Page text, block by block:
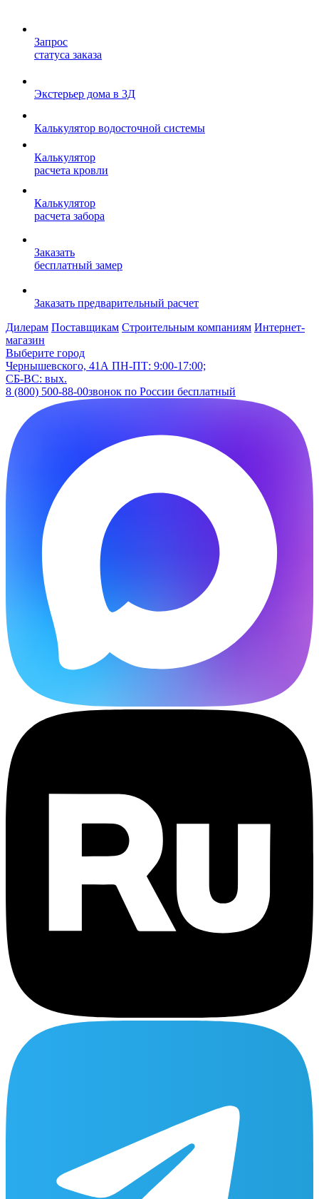
Запрос
статуса заказа
Экстерьер дома в 3Д
Калькулятор водосточной системы
Калькулятор
расчета кровли
Калькулятор
расчета забора
Заказать
бесплатный замер
Заказать предварительный расчет
Дилерам Поставщикам Строительным компаниям Интернет-
магазин
Выберите город
Чернышевского, 41А ПН-ПТ: 9:00-17:00;
СБ-ВС: вых.
8 (800) 500-88-00звонок по России бесплатный